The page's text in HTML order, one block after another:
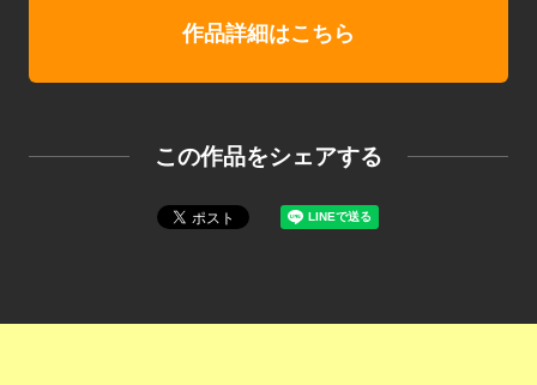
作品詳細はこちら
この作品をシェアする